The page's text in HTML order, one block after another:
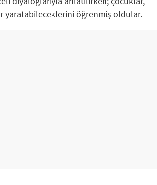
yaratabileceklerini öğrenmiş oldular.